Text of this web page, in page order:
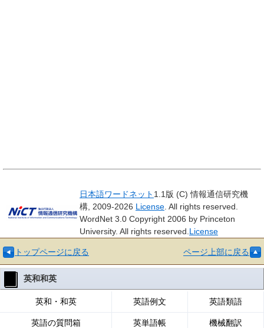
日本語ワードネット 1.1版 (C) 情報通信研究機
構, 2009-2026 License . All rights reserved.
WordNet 3.0 Copyright 2006 by Princeton
University. All rights reserved. License
トップページに戻る ページ上部に戻る
英和和英
英和・和英 英語例文 英語類語
英語の質問箱 英単語帳 機械翻訳